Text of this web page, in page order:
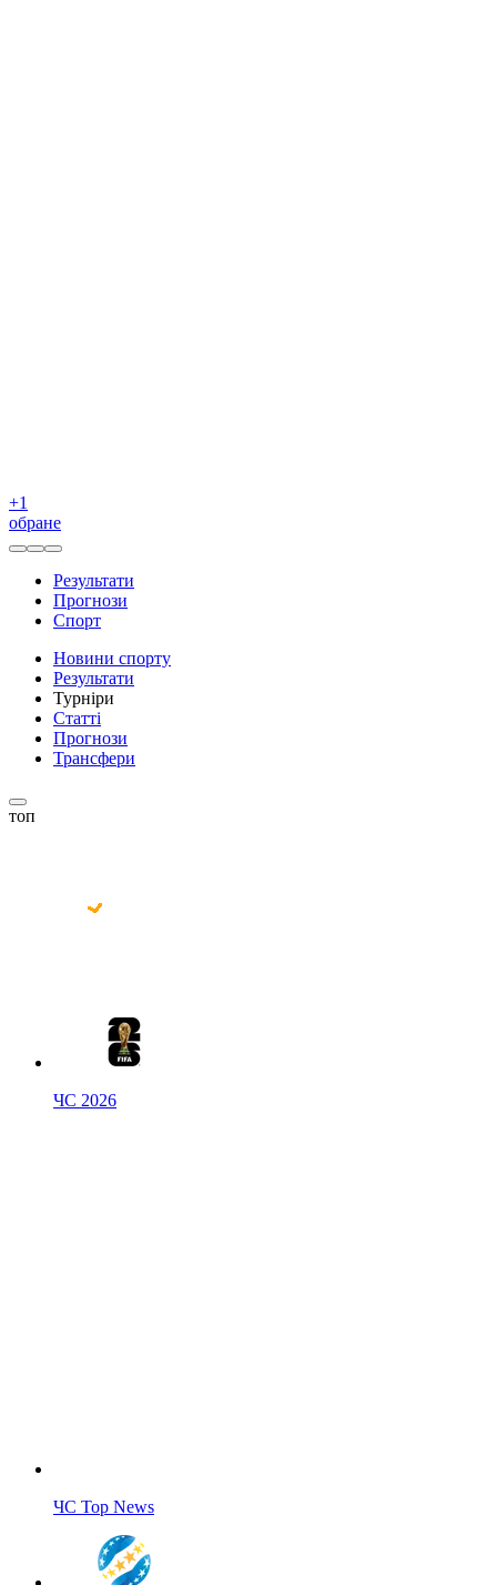
+1
обране
Результати
Прогнози
Спорт
Новини спорту
Результати
Турніри
Статті
Прогнози
Трансфери
топ
ЧС 2026
ЧС Top News